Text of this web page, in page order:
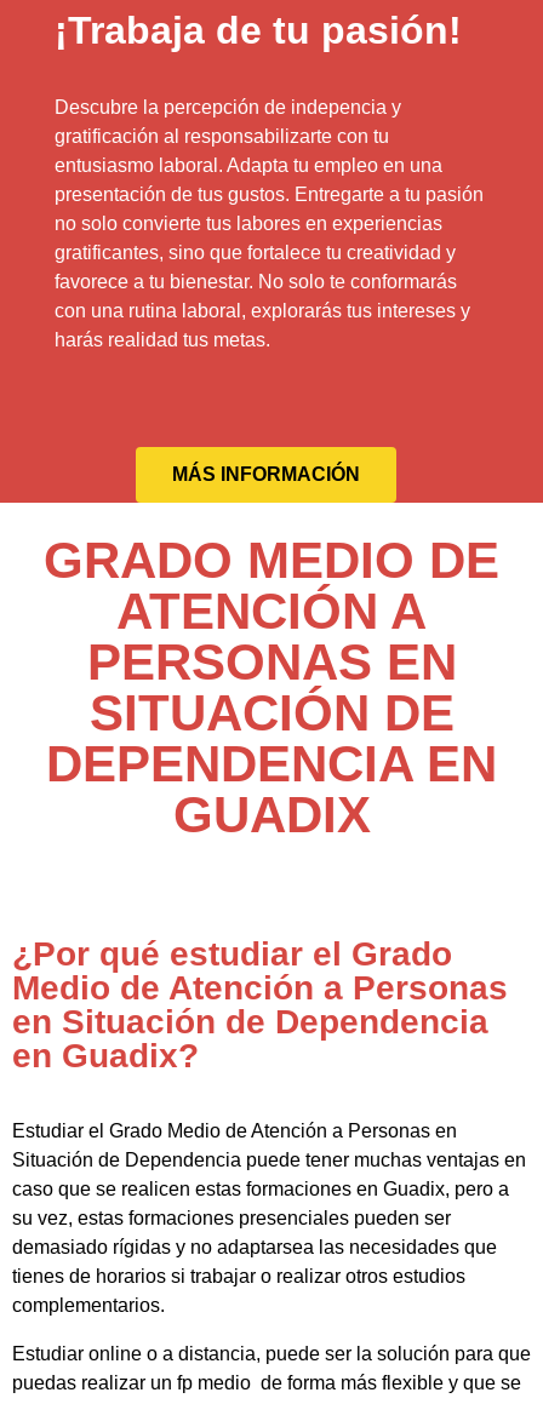
¡Trabaja de tu pasión!
Descubre la percepción de indepencia y
gratificación al responsabilizarte con tu
entusiasmo laboral. Adapta tu empleo en una
presentación de tus gustos. Entregarte a tu pasión
no solo convierte tus labores en experiencias
gratificantes, sino que fortalece tu creatividad y
favorece a tu bienestar. No solo te conformarás
con una rutina laboral, explorarás tus intereses y
harás realidad tus metas.
MÁS INFORMACIÓN
GRADO MEDIO DE
ATENCIÓN A
PERSONAS EN
SITUACIÓN DE
DEPENDENCIA EN
GUADIX
¿Por qué estudiar el Grado
Medio de Atención a Personas
en Situación de Dependencia
en Guadix?
Estudiar el Grado Medio de Atención a Personas en
Situación de Dependencia puede tener muchas ventajas en
caso que se realicen estas formaciones en Guadix, pero a
su vez, estas formaciones presenciales pueden ser
demasiado rígidas y no adaptarsea las necesidades que
tienes de horarios si trabajar o realizar otros estudios
complementarios.
Estudiar online o a distancia, puede ser la solución para que
puedas realizar un fp medio de forma más flexible y que se